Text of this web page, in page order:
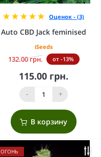
Оценок - (3)
Auto CBD Jack feminised
iSeeds
132.00 грн. от -13%
115.00 грн.
- +
В корзину
ОГОНЬ